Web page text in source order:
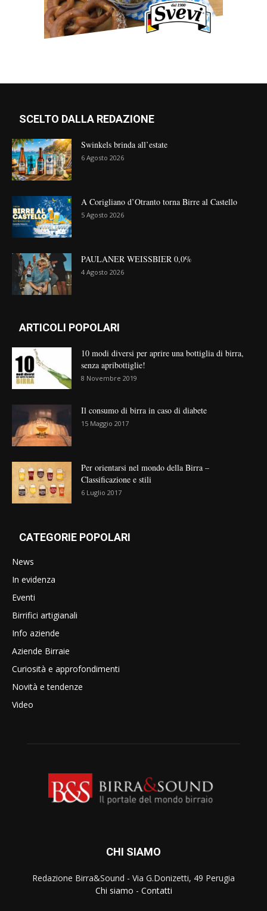
SCELTO DALLA REDAZIONE
Swinkels brinda all’estate
6 Agosto 2026
A Corigliano d’Otranto torna Birre al Castello
5 Agosto 2026
PAULANER WEISSBIER 0,0%
4 Agosto 2026
ARTICOLI POPOLARI
10 modi diversi per aprire una bottiglia di birra,
senza apribottiglie!
8 Novembre 2019
Il consumo di birra in caso di diabete
15 Maggio 2017
Per orientarsi nel mondo della Birra –
Classificazione e stili
6 Luglio 2017
CATEGORIE POPOLARI
News
In evidenza
Eventi
Birrifici artigianali
Info aziende
Aziende Birraie
Curiosità e approfondimenti
Novità e tendenze
Video
CHI SIAMO
Redazione Birra&Sound - Via G.Donizetti, 49 Perugia
Chi siamo - Contatti